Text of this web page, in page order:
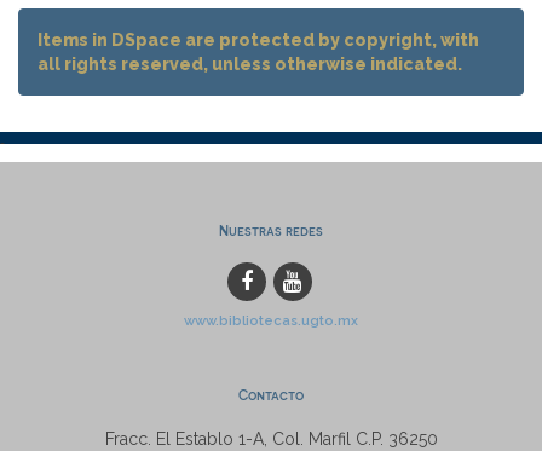
Items in DSpace are protected by copyright, with
all rights reserved, unless otherwise indicated.
Nuestras redes
www.bibliotecas.ugto.mx
Contacto
Fracc. El Establo 1-A, Col. Marfil C.P. 36250